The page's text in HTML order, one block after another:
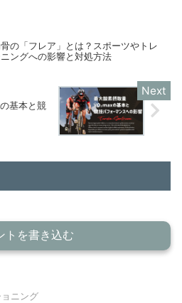
の「フレア」とは？スポーツやトレ
ングへの影響と対処方法
基本と競
トを書き込む
ニング